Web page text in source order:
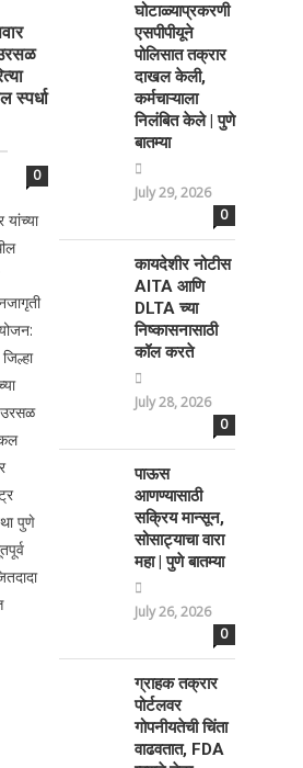
स्पर्धा
0
यांच्या
पुणे
घोटाळ्याप्रकरणी
एसपीपीयूने
पोलिसात तक्रार
दाखल केली,
कर्मचाऱ्याला
निलंबित केले | पुणे
बातम्या
July 29, 2026
0
कायदेशीर नोटीस
AITA आणि
DLTA च्या
निष्कासनासाठी
कॉल करते
July 28, 2026
0
पाऊस
आणण्यासाठी
सक्रिय मान्सून,
सोसाट्याचा वारा
महा | पुणे बातम्या
July 26, 2026
0
ग्राहक तक्रार
पोर्टलवर
गोपनीयतेची चिंता
वाढवतात, FDA